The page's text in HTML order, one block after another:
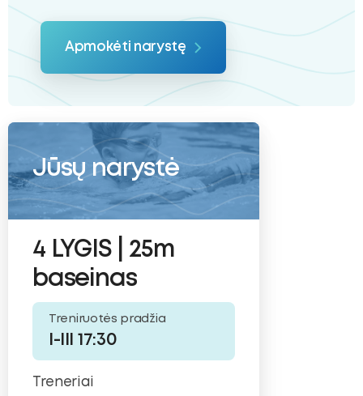
Apmokėti narystę
Jūsų narystė
4 LYGIS | 25m
baseinas
Treniruotės pradžia
I-III 17:30
Treneriai